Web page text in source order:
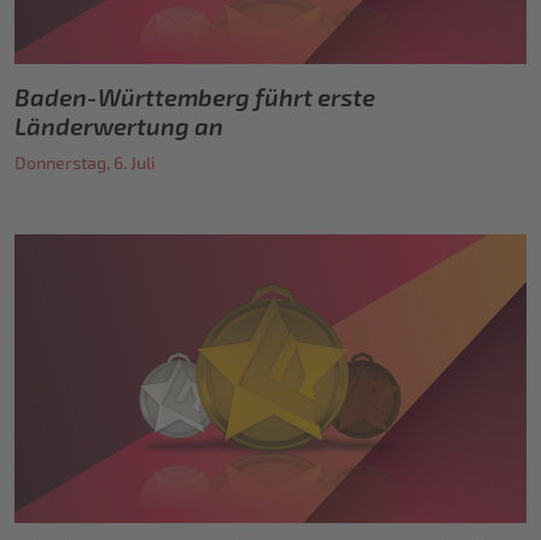
Baden-Württemberg führt erste
Länderwertung an
Donnerstag, 6. Juli